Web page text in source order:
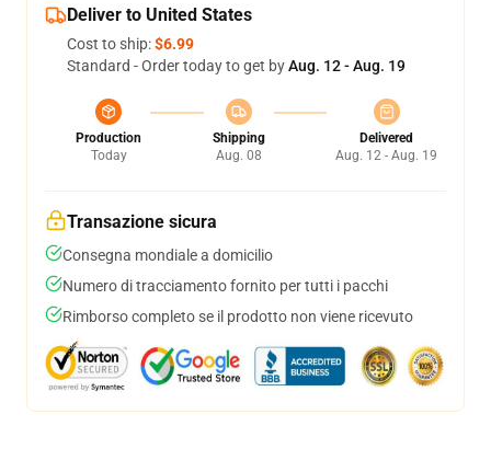
Deliver to United States
Cost to ship:$6.99
Standard - Order today to get byAug. 12 - Aug. 19
Production
Today
Shipping
Aug. 08
Delivered
Aug. 12 - Aug. 19
Transazione sicura
Consegna mondiale a domicilio
Numero di tracciamento fornito per tutti i pacchi
Rimborso completo se il prodotto non viene ricevuto